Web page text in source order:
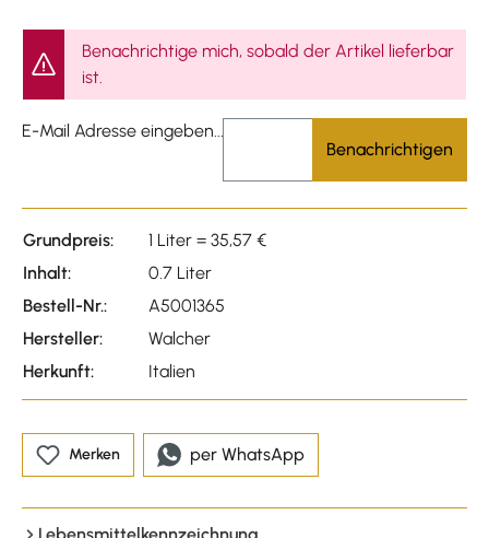
Benachrichtige mich, sobald der Artikel lieferbar
ist.
E-Mail Adresse eingeben...
Benachrichtigen
Grundpreis:
1 Liter = 35,57 €
Inhalt:
0.7 Liter
Bestell-Nr.:
A5001365
Hersteller:
Walcher
Herkunft:
Italien
Merken per WhatsApp
Lebensmittelkennzeichnung